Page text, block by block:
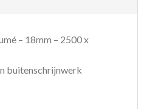
– 18mm – 2500 x
buitenschrijnwerk